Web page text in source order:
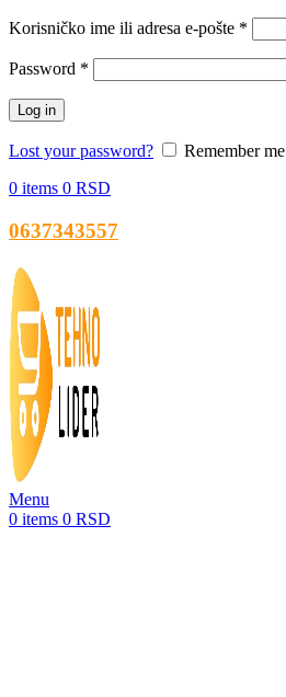
Korisničko ime ili adresa e-pošte *
Password *
Log in
Lost your password?
Remember me
0 items 0 RSD
0637343557
Menu
0 items 0 RSD